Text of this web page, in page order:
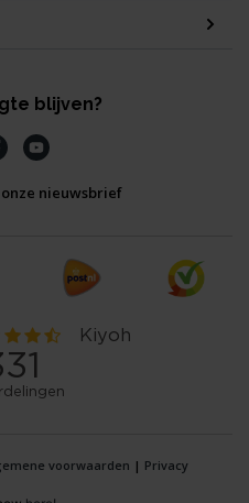
blijven?
nieuwsbrief
voorwaarden | Privacy